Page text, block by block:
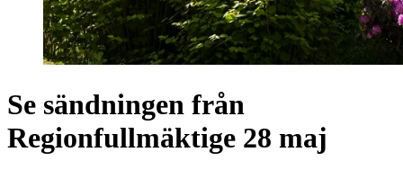
Se sändningen från
Regionfullmäktige 28 maj